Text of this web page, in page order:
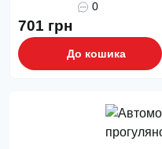
0
701 грн
До кошика